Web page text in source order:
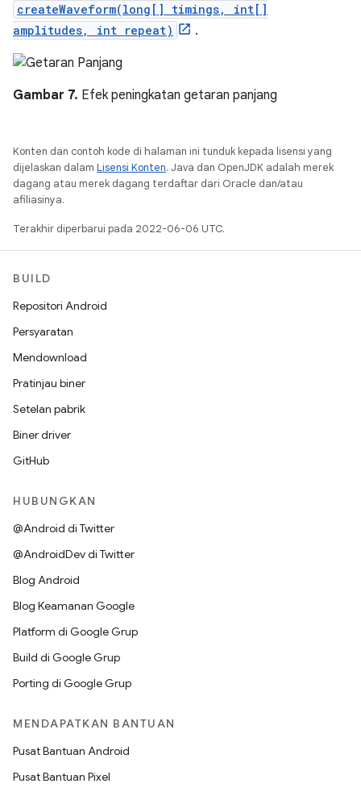
createWaveform(long[] timings, int[]
amplitudes, int repeat)
.
Gambar 7. Efek peningkatan getaran panjang
Konten dan contoh kode di halaman ini tunduk kepada lisensi yang
dijelaskan dalam Lisensi Konten. Java dan OpenJDK adalah merek
dagang atau merek dagang terdaftar dari Oracle dan/atau
afiliasinya.
Terakhir diperbarui pada 2022-06-06 UTC.
BUILD
Repositori Android
Persyaratan
Mendownload
Pratinjau biner
Setelan pabrik
Biner driver
GitHub
HUBUNGKAN
@Android di Twitter
@AndroidDev di Twitter
Blog Android
Blog Keamanan Google
Platform di Google Grup
Build di Google Grup
Porting di Google Grup
MENDAPATKAN BANTUAN
Pusat Bantuan Android
Pusat Bantuan Pixel